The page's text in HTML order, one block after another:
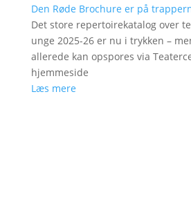
Den Røde Brochure er på
Det store repertoirekatalog over
unge 2025-26 er nu i trykken –
allerede kan opspores via
hjemmeside
Læs mere